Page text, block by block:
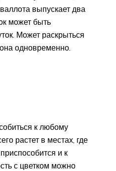
выпускает два
может быть
Может раскрыться
одновременно.
к любому
растет в местах, где
и к
с цветком можно